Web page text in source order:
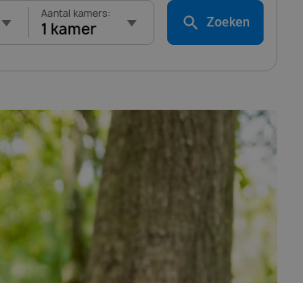
Aantal kamers:
1 kamer Zoeken